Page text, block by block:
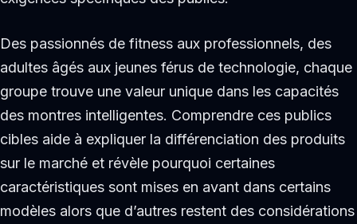
Des passionnés de fitness aux professionnels, des
adultes âgés aux jeunes férus de technologie, chaque
groupe trouve une valeur unique dans les capacités
des montres intelligentes. Comprendre ces publics
cibles aide à expliquer la différenciation des produits
sur le marché et révèle pourquoi certaines
caractéristiques sont mises en avant dans certains
modèles alors que d’autres restent des considérations